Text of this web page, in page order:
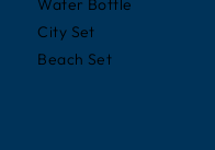
Water Bottle
City Set
Beach Set